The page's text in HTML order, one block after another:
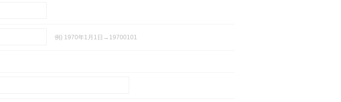
例) 1970年1月1日→19700101